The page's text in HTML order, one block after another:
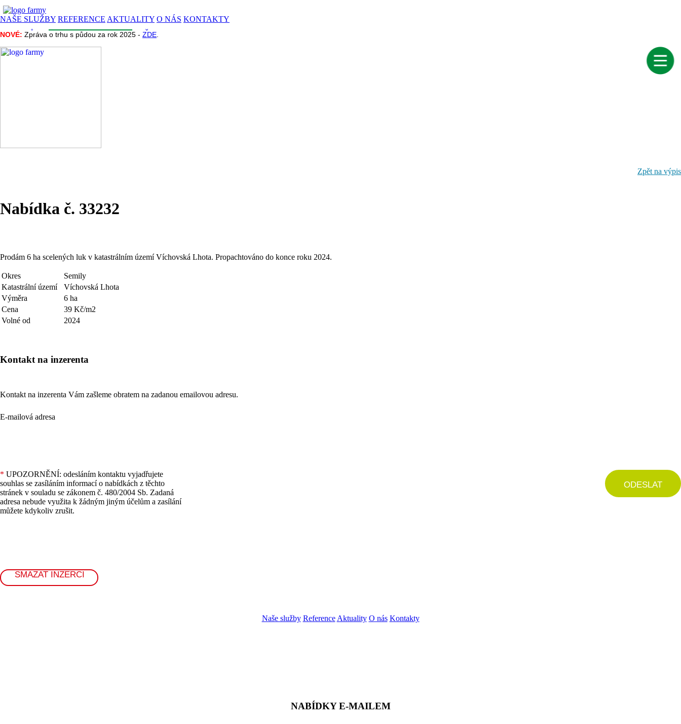
NAŠE SLUŽBY REFERENCE AKTUALITY O NÁS KONTAKTY
NOVÉ: Zpráva o trhu s půdou za rok 2025 - ZDE
CENA PŮDY INZERCEINFORMACENAŠE PROJEKTY
NOVÉ: Zpráva o trhu s půdou za rok 2025 - ZDE
Zpět na výpis
Nabídka č. 33232
Prodám 6 ha scelených luk v katastrálním území Víchovská Lhota. Propachtováno do konce roku 2024.
Okres
Semily
Katastrální území
Víchovská Lhota
Výměra
6 ha
Cena
39 Kč/m2
Volné od
2024
Kontakt na inzerenta
Kontakt na inzerenta Vám zašleme obratem na zadanou emailovou adresu.
E-mailová adresa
* UPOZORNĚNÍ: odesláním kontaktu vyjadřujete
souhlas se zasíláním informací o nabídkách z těchto
stránek v souladu se zákonem č. 480/2004 Sb. Zadaná
adresa nebude využita k žádným jiným účelům a zasílání
můžete kdykoliv zrušit.
ODESLAT
SMAZAT INZERCI
Naše služby Reference Aktuality O nás Kontakty
NABÍDKY E-MAILEM